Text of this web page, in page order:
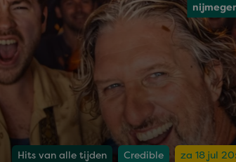
Hits van alle tijden Credible za 18 jul